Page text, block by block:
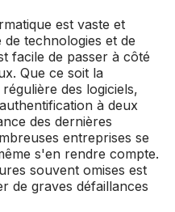
est vaste et
technologies et de
facile de passer à côté
Que ce soit la
des logiciels,
à deux
des dernières
entreprises se
s'en rendre compte.
souvent omises est
de graves défaillances